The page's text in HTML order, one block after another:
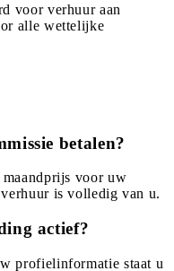
voor verhuur aan
alle wettelijke
betalen?
voor uw
is volledig van u.
actief?
profielinformatie staat u